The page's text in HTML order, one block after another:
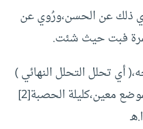
ذلك عن الحسن،ورُوي عن
فبت حيث شئت.
أي تحلل التحلل النهائي )
فلم يجب عليه المبيت بموضع معين،كليلة الحصبة[2]